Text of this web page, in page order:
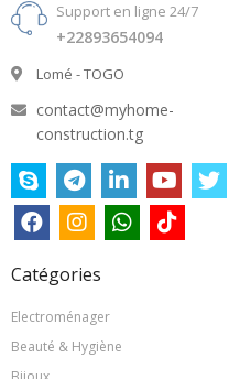
Support en ligne 24/7
+22893654094
Lomé - TOGO
contact@myhome-
construction.tg
Catégories
Electroménager
Beauté & Hygiène